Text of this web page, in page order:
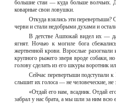
большие стаи — куда больше волчьих.
коварные свои ловушки.
Откуда взялись эти перевертыши?
черви и стали недобрыми духами и
В детстве Ашпокай видел их —
ягнят. Ночью к могиле бога
жертвенной крови. Взрослые
крупного рыжего зверя вроде собаки,
голову сделать из его шкуры воротник
Сейчас перевертыши подступали
слышит их голоса — не человеческие,
«Отдай его нам, всадник. Отдай
забрал у нас брата, а мы шли за ним всю